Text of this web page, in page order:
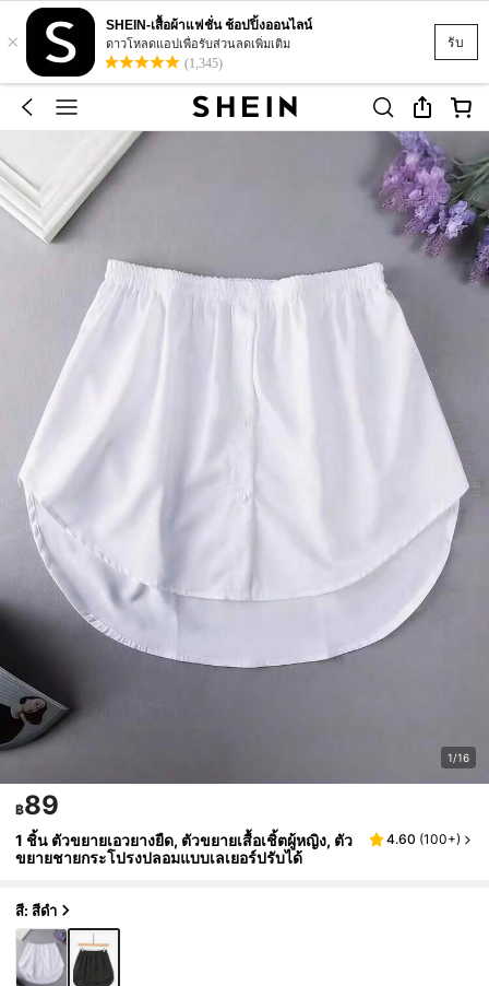
รับ
×
SHEIN-เสื้อผ้าแฟชั่น ช้อปปิ้งออนไลน์
ดาวโหลดแอปเพื่อรับส่วนลดเพิ่มเติม
(1,345)
1/16
฿89
1 ชิ้น ตัวขยายเอวยางยืด, ตัวขยายเสื้อเชิ้ตผู้หญิง, ตัว
ขยายชายกระโปรงปลอมแบบเลเยอร์ปรับได้
4.60 (100+)
สี: สีดำ